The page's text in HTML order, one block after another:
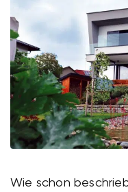
Wie schon